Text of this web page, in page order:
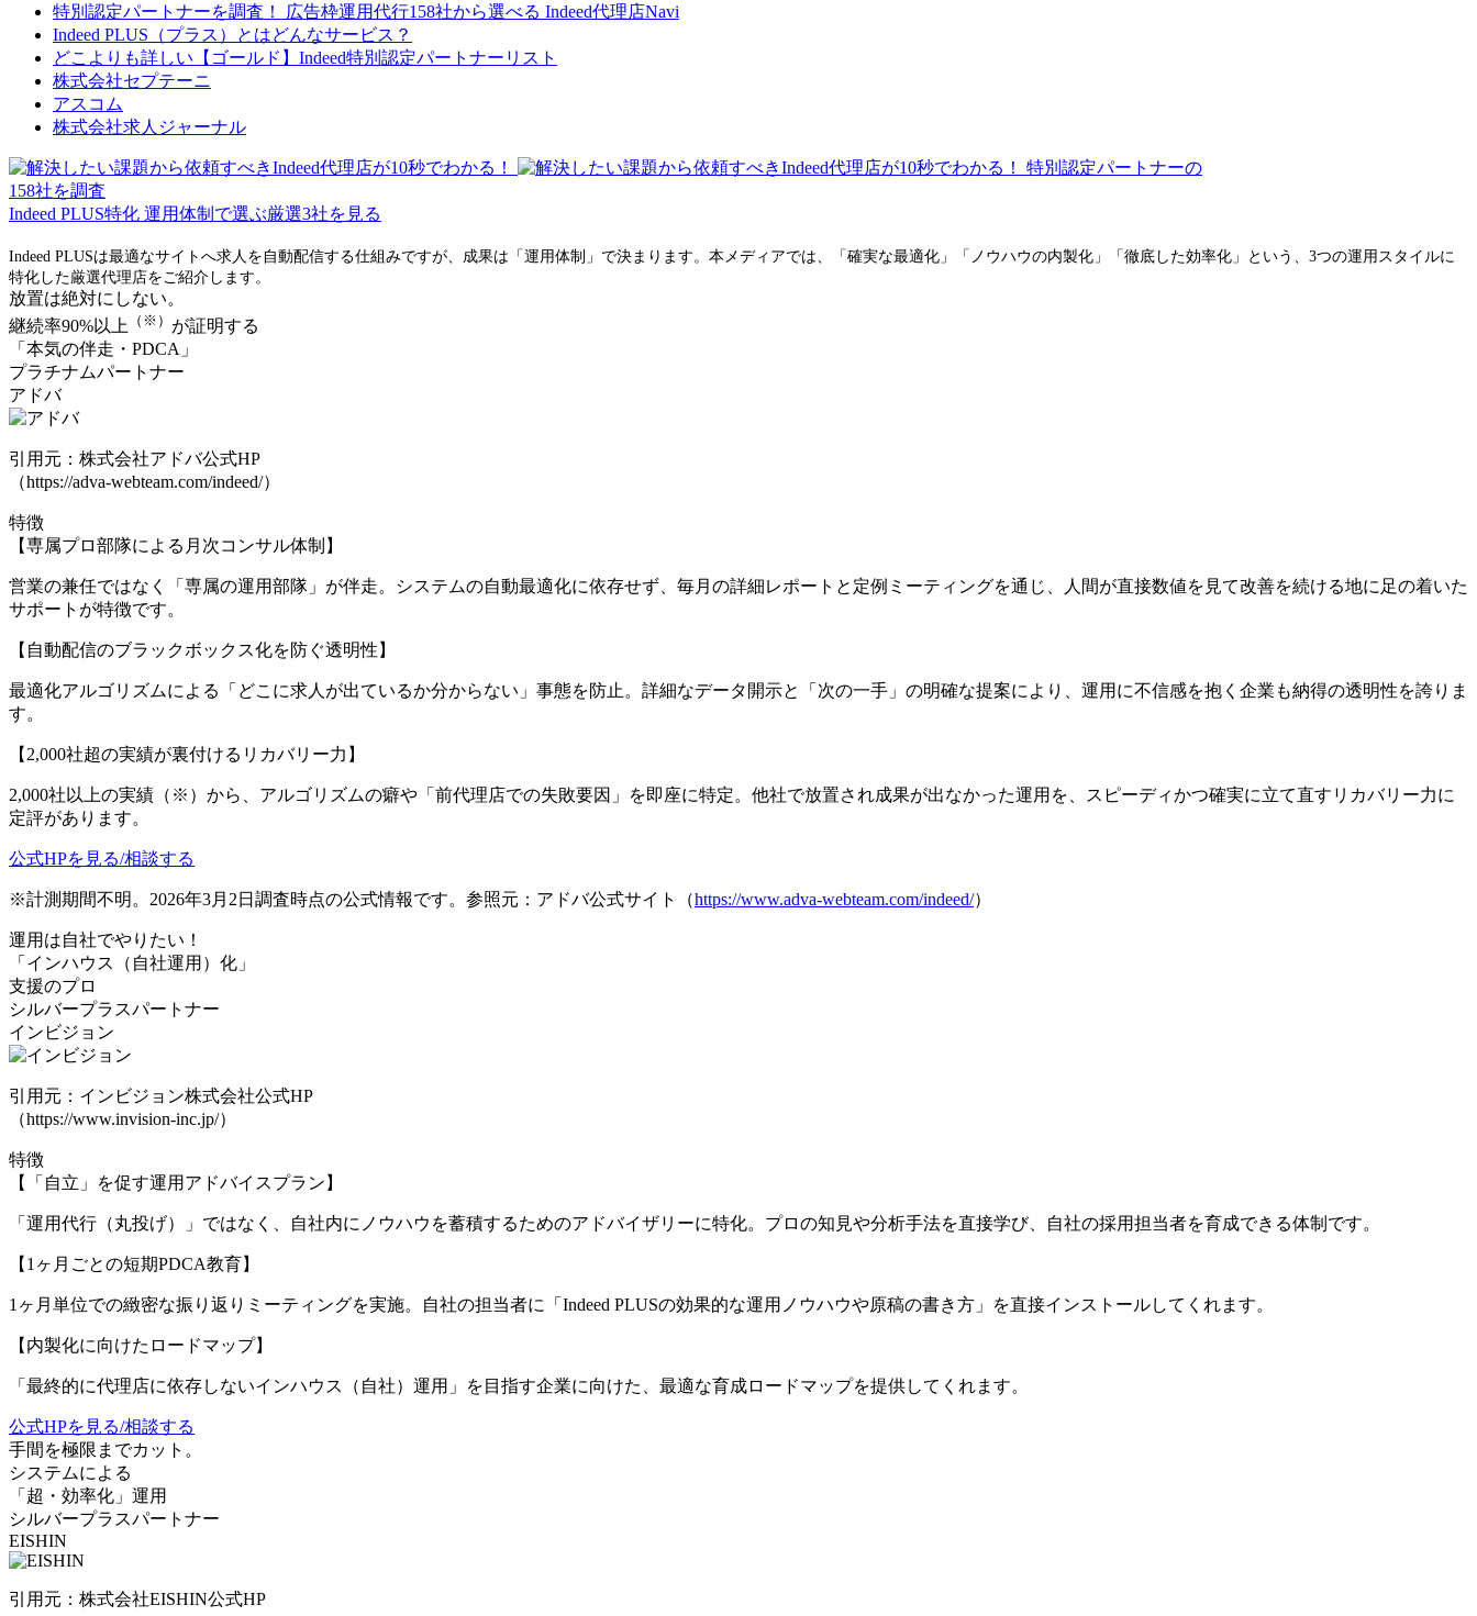
特別認定パートナーを調査！ 広告枠運用代行158社から選べる Indeed代理店Navi
Indeed PLUS（プラス）とはどんなサービス？
どこよりも詳しい【ゴールド】Indeed特別認定パートナーリスト
株式会社セプテーニ
アスコム
株式会社求人ジャーナル
特別認定パートナーの
158社を調査
Indeed PLUS特化 運用体制で選ぶ厳選3社を見る
Indeed PLUSは最適なサイトへ求人を自動配信する仕組みですが、成果は「運用体制」で決まります。本メディアでは、「確実な最適化」「ノウハウの内製化」「徹底した効率化」という、3つの運用スタイルに
特化した厳選代理店をご紹介します。
放置は絶対にしない。
継続率90%以上
（※） が証明する
「本気の伴走・PDCA」
プラチナムパートナー
アドバ
引用元：株式会社アドバ公式HP
（https://adva-webteam.com/indeed/）
特徴
【専属プロ部隊による月次コンサル体制】
営業の兼任ではなく「専属の運用部隊」が伴走。システムの自動最適化に依存せず、毎月の詳細レポートと定例ミーティングを通じ、人間が直接数値を見て改善を続ける地に足の着いた
サポートが特徴です。
【自動配信のブラックボックス化を防ぐ透明性】
最適化アルゴリズムによる「どこに求人が出ているか分からない」事態を防止。詳細なデータ開示と「次の一手」の明確な提案により、運用に不信感を抱く企業も納得の透明性を誇りま
す。
【2,000社超の実績が裏付けるリカバリー力】
2,000社以上の実績（※）から、アルゴリズムの癖や「前代理店での失敗要因」を即座に特定。他社で放置され成果が出なかった運用を、スピーディかつ確実に立て直すリカバリー力に
定評があります。
公式HPを見る/相談する
※計測期間不明。2026年3月2日調査時点の公式情報です。参照元：アドバ公式サイト（https://www.adva-webteam.com/indeed/）
運用は自社でやりたい！
「インハウス（自社運用）化」
支援のプロ
シルバープラスパートナー
インビジョン
引用元：インビジョン株式会社公式HP
（https://www.invision-inc.jp/）
特徴
【「自立」を促す運用アドバイスプラン】
「運用代行（丸投げ）」ではなく、自社内にノウハウを蓄積するためのアドバイザリーに特化。プロの知見や分析手法を直接学び、自社の採用担当者を育成できる体制です。
【1ヶ月ごとの短期PDCA教育】
1ヶ月単位での緻密な振り返りミーティングを実施。自社の担当者に「Indeed PLUSの効果的な運用ノウハウや原稿の書き方」を直接インストールしてくれます。
【内製化に向けたロードマップ】
「最終的に代理店に依存しないインハウス（自社）運用」を目指す企業に向けた、最適な育成ロードマップを提供してくれます。
公式HPを見る/相談する
手間を極限までカット。
システムによる
「超・効率化」運用
シルバープラスパートナー
EISHIN
引用元：株式会社EISHIN公式HP